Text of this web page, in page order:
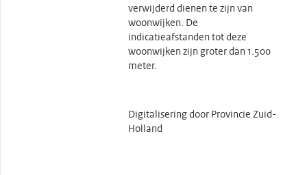
verwijderd dienen te zijn van
woonwijken. De
indicatieafstanden tot deze
woonwijken zijn groter dan 1.500
meter.
Digitalisering door Provincie Zuid-
Holland